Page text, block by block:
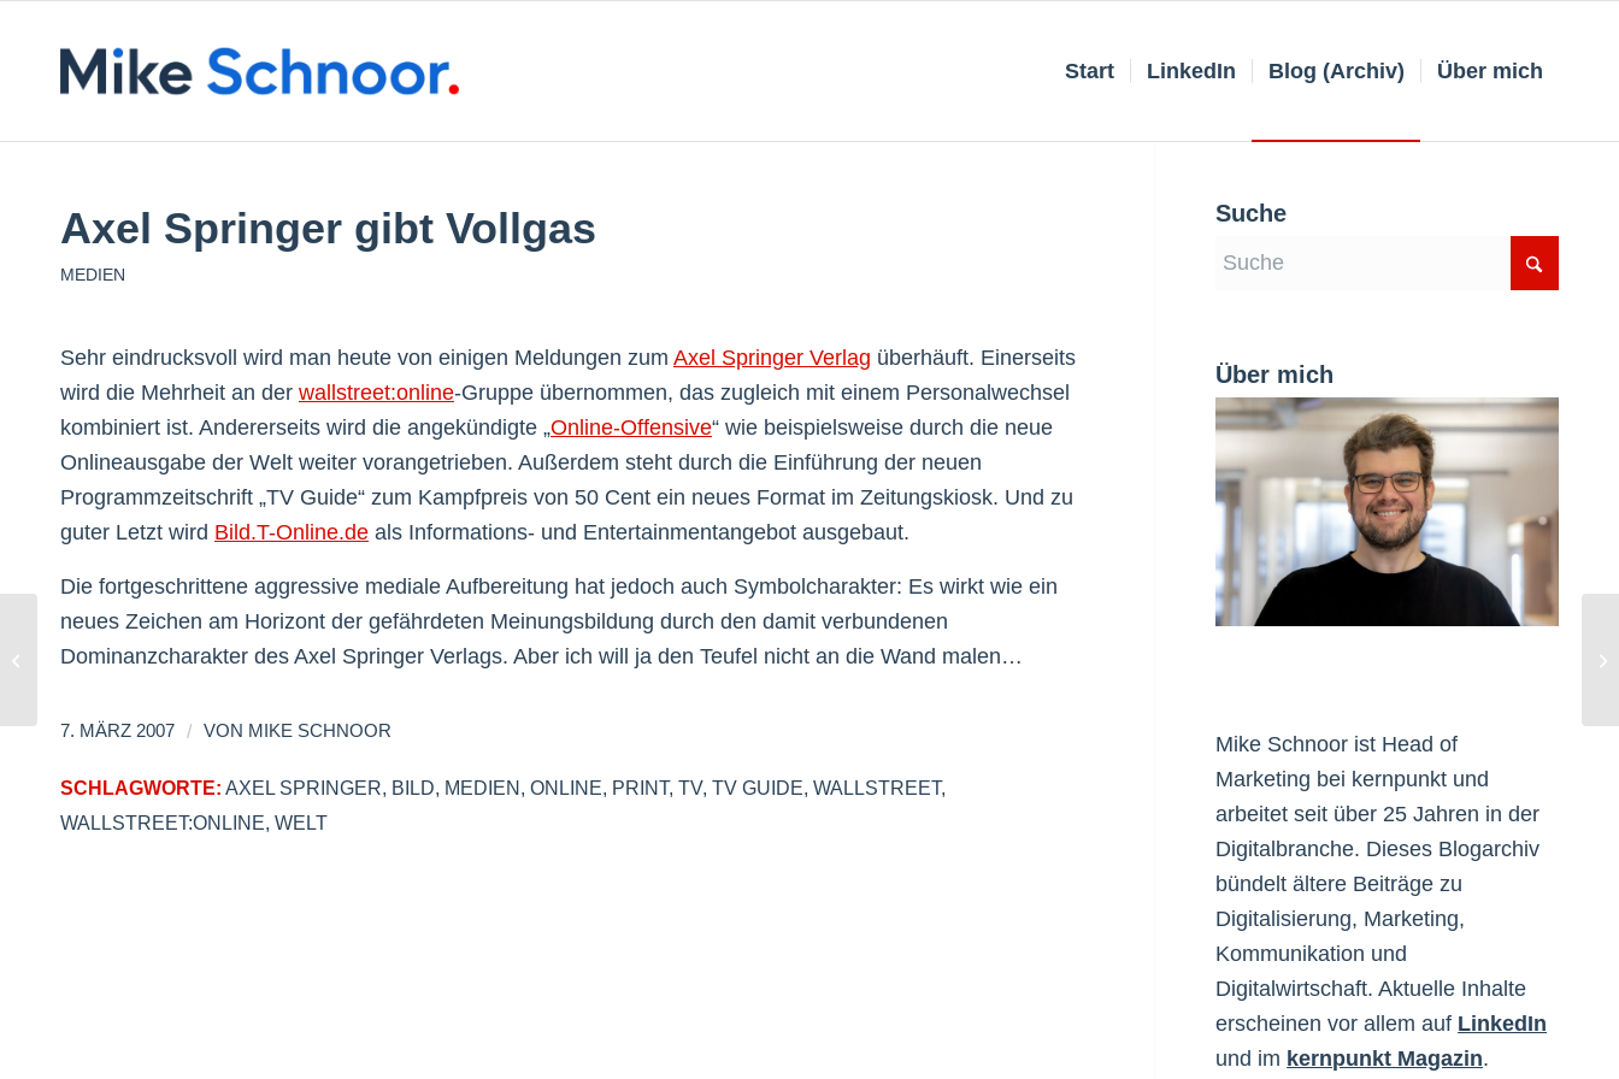
Start LinkedIn Blog (Archiv) Über mich
Axel Springer gibt Vollgas
MEDIEN
Sehr eindrucksvoll wird man heute von einigen Meldungen zum Axel Springer Verlag überhäuft. Einerseits
wird die Mehrheit an der wallstreet:online-Gruppe übernommen, das zugleich mit einem Personalwechsel
kombiniert ist. Andererseits wird die angekündigte „Online-Offensive“ wie beispielsweise durch die neue
Onlineausgabe der Welt weiter vorangetrieben. Außerdem steht durch die Einführung der neuen
Programmzeitschrift „TV Guide“ zum Kampfpreis von 50 Cent ein neues Format im Zeitungskiosk. Und zu
guter Letzt wird Bild.T-Online.de als Informations- und Entertainmentangebot ausgebaut.
Die fortgeschrittene aggressive mediale Aufbereitung hat jedoch auch Symbolcharakter: Es wirkt wie ein
neues Zeichen am Horizont der gefährdeten Meinungsbildung durch den damit verbundenen
Dominanzcharakter des Axel Springer Verlags. Aber ich will ja den Teufel nicht an die Wand malen…
7. MÄRZ 2007 / VON MIKE SCHNOOR
SCHLAGWORTE: AXEL SPRINGER, BILD, MEDIEN, ONLINE, PRINT, TV, TV GUIDE, WALLSTREET,
WALLSTREET:ONLINE, WELT
Suche
Über mich
Mike Schnoor ist Head of
Marketing bei kernpunkt und
arbeitet seit über 25 Jahren in der
Digitalbranche. Dieses Blogarchiv
bündelt ältere Beiträge zu
Digitalisierung, Marketing,
Kommunikation und
Digitalwirtschaft. Aktuelle Inhalte
erscheinen vor allem auf LinkedIn
und im kernpunkt Magazin.
Corporate Blog der time4you